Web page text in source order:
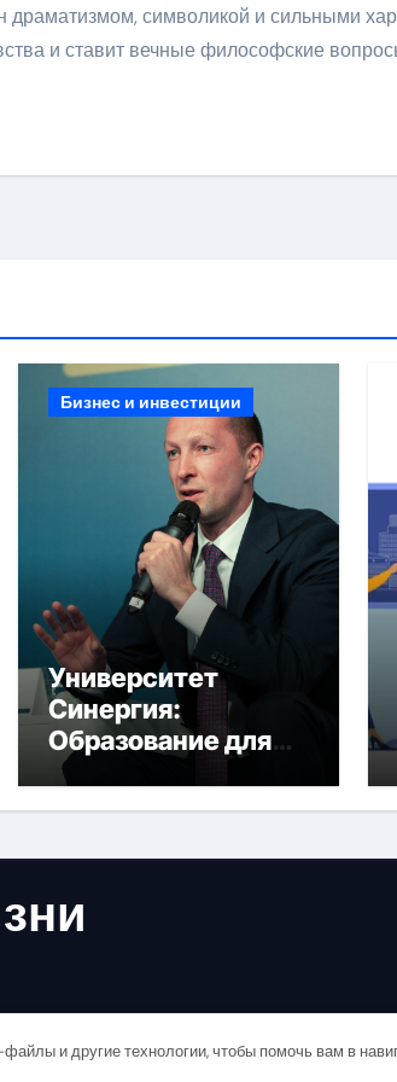
драматизмом, символикой и сильными
и ставит вечные философские
Бизнес и инвестиции
Университет
Синергия:
Образование для
Будущего
Copyright © All rights reserved|
файлы и другие технологии, чтобы помочь вам в